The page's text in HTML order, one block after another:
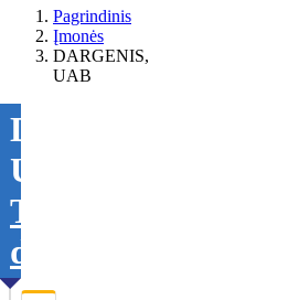
Pagrindinis
Įmonės
DARGENIS,
UAB
DARGENIS,
UAB
Tikslinti
duomenis